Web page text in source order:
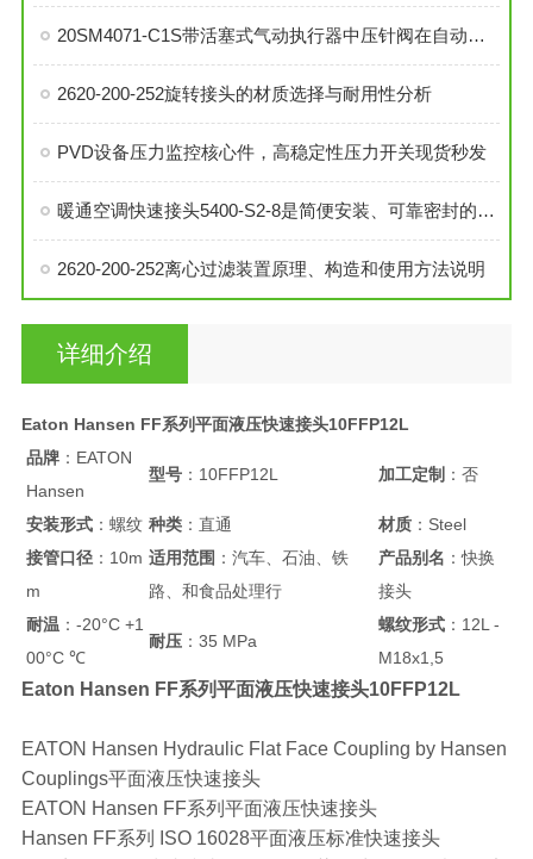
20SM4071-C1S带活塞式气动执行器中压针阀在自动化系统中的角色与功能
2620-200-252旋转接头的材质选择与耐用性分析
PVD设备压力监控核心件，高稳定性压力开关现货秒发
暖通空调快速接头5400-S2-8是简便安装、可靠密封的理想选择
2620-200-252离心过滤装置原理、构造和使用方法说明
详细介绍
Eaton Hansen FF系列平面液压快速接头10FFP12L
品牌：EATON
Hansen
型号：10FFP12L 加工定制：否
安装形式：螺纹 种类：直通 材质：Steel
接管口径：10m
m
适用范围 ：汽车、石油、铁
路、和食品处理行
产品别名 ：快换
接头
耐温 ：-20°C +1
00°C ℃
耐压：35 MPa
螺纹形式：12L -
M18x1,5
Eaton Hansen FF系列平面液压快速接头10FFP12L
EATON Hansen Hydraulic Flat Face Coupling by Hansen
Couplings平面液压快速接头
EATON Hansen FF系列平面液压快速接头
Hansen FF系列 ISO 16028平面液压标准快速接头